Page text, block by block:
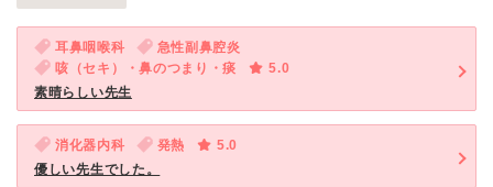
耳鼻咽喉科
急性副鼻腔炎
咳（セキ）・鼻のつまり・痰
5.0
素晴らしい先生
消化器内科 発熱
5.0
優しい先生でした。